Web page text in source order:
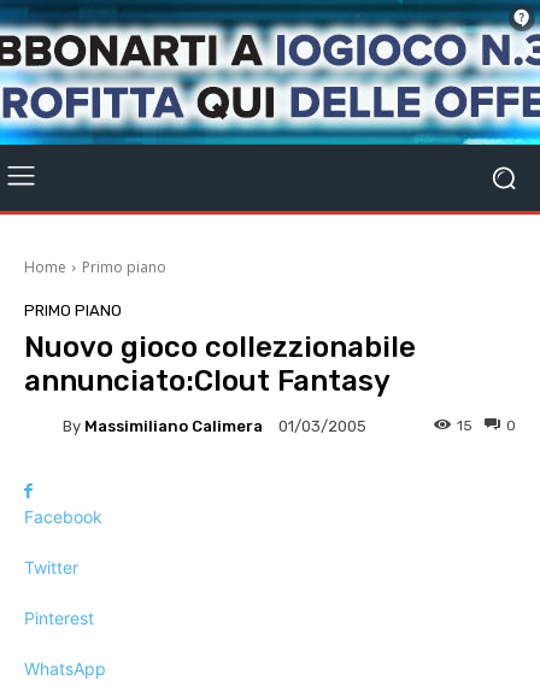
Home Primo piano
PRIMO PIANO
Nuovo gioco collezzionabile
annunciato:Clout Fantasy
By Massimiliano Calimera 01/03/2005 0
15
Facebook
Twitter
Pinterest
WhatsApp